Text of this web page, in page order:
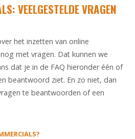
VEELGESTELDE VRAGEN
het inzetten van online
met vragen. Dat kunnen we
dat je in de FAQ hieronder één of
beantwoord ziet. En zo niet, dan
te beantwoorden of een